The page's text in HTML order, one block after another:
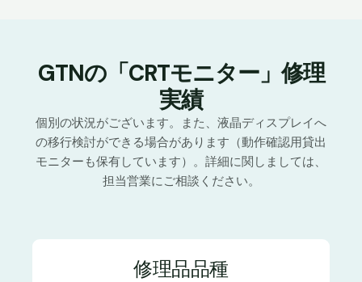
GTNの「CRTモニター」修理
実績
個別の状況がございます。また、液晶ディスプレイへ
の移行検討ができる場合があります（動作確認用貸出
モニターも保有しています）。詳細に関しましては、
担当営業にご相談ください。
修理品品種